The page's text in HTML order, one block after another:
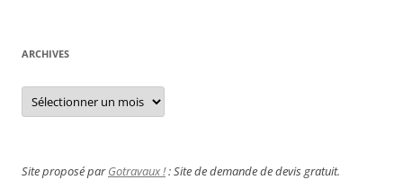
ARCHIVES
Archives
Site proposé parGotravaux !: Site de demande de devis gratuit.